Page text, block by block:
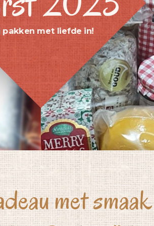
pakken met liefde in!
met